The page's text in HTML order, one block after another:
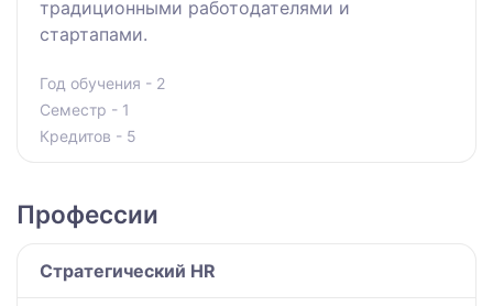
традиционными работодателями и
стартапами.
Год обучения - 2
Семестр - 1
Кредитов - 5
Профессии
Стратегический HR